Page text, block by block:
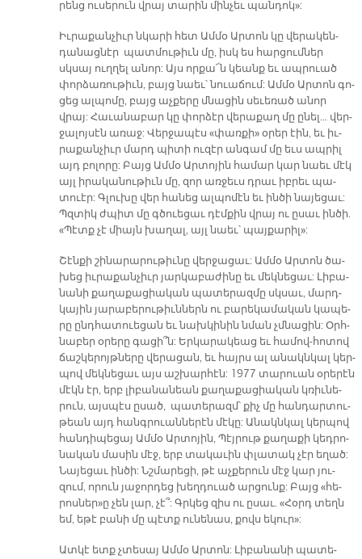
րենց ու­սե­րուն վրայ տա­րին մին­չեւ պան­դո­կ»:
Իւ­րա­քան­չիւր նկա­րի հետ Ամ­մօ Ար­տոն կը վե­րա­կեն­
դա­նաց­նէր պատ­մու­թիւն մը, իսկ ես հար­ցում­ներ
սկսայ ուղ­ղել ա­նոր: Այս որ­քա՜ն կեանք եւ ապ­րուած
փոր­ձա­ռու­թիւն, բայց նաեւ՝ նուա­ճում: Ամ­մօ Ար­տոն գո­
ցեց ալ­պո­մը, բայց աչ­քե­րը մնա­ցին սե­ւե­ռած ա­նոր
վրայ: Հա­ւա­նա­բար կը փոր­ձէր վե­րա­քաղ մը ը­նել… վեր­
ջա­լոյ­սէն ա­ռաջ: Վեր­ջա­պէս «փառ­քի» օ­րեր էին, եւ իւ­
րա­քան­չիւր մարդ պի­տի ու­զէր ան­գամ մը եւս ապ­րիլ
այդ բո­լո­րը: Բայց Ամ­մօ Ար­տո­յին հա­մար կար նաեւ մէկ
այլ ի­րա­կա­նու­թիւն մը, զոր առ­ջեւս դրաւ իբ­րեւ պա­
տուէր: Գլու­խը վեր հա­նեց ալ­պո­մէն եւ ին­ծի նա­յե­ցաւ:
Պզտիկ ժպիտ մը գծուե­ցաւ դէմ­քին վրայ ու ը­սաւ ին­ծի.
«Պէտք չէ միայն խա­ղալ, այլ նաեւ՝ պայ­քա­րի­լ»:
Շէն­քի շի­նա­րա­րու­թիւ­նը վեր­ջա­ցաւ: Ամ­մօ Ար­տոն ծա­
խեց իւ­րա­քան­չիւր յար­կա­բա­ժի­նը եւ մեկ­նե­ցաւ: Լի­բա­
նա­նի քա­ղա­քա­ցիա­կան պա­տե­րազ­մը սկսաւ, մարդ­
կա­յին յա­րա­բե­րու­թիւն­ներն ու բա­րե­կա­մա­կան կա­պե­
րը ընդ­հա­տուե­ցան եւ նախ­կի­նին նման չմնա­ցին: Օրհ­
նա­բեր օ­րե­րը գա­ցի՞ն: Եր­կա­րա­կեաց եւ հա­մով-հո­տով
ճաշ­կե­րոյթ­նե­րը վե­րա­ցան, եւ հայրս ալ ա­նակն­կալ կեր­
պով մեկ­նե­ցաւ այս աշ­խար­հէն: 1977 տա­րուան օ­րե­րէն
մէկն էր, երբ լի­բա­նա­նեան քա­ղա­քա­ցիա­կան կռիւ­նե­
րուն, այս­պէս ը­սած, պա­տե­րազմ՝ քիչ մը հան­դար­տու­
թեան այդ հանգ­րուան­նե­րէն մէ­կը: Ա­նակն­կալ կեր­պով
հան­դի­պե­ցայ Ամ­մօ Ար­տո­յին, Պէյ­րութ քա­ղա­քի կեդ­րո­
նա­կան մա­սին մէջ, երբ տա­կա­ւին փլա­տակ չէր ե­ղած:
Նա­յե­ցաւ ին­ծի: Նշմա­րե­ցի, թէ աչ­քե­րուն մէջ կար յու­
զում, ո­րուն յա­ջոր­դեց խեղ­դուած ար­ցունք: Բայց «հե­
րոս­նե­ր»ը չեն լար, չէ՞: Գրկեց զիս ու ը­սաւ. «Հօրդ տեղն
եմ, ե­թէ բա­նի մը պէտք ու­նե­նաս, քովս ե­կու­ր»:
Ատ­կէ ետք չտե­սայ Ամ­մօ Ար­տոն: Լի­բա­նա­նի պա­տե­